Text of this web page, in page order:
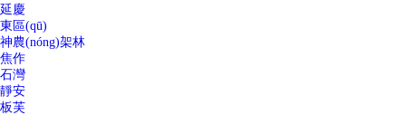
延慶
東區(qū)
神農(nóng)架林
焦作
石灣
靜安
板芙